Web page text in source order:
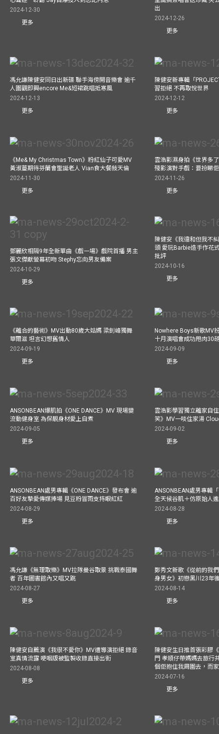
2024-12-30
更多
出
2024-12-26
更多
馮允謙陳健安同日出新碟 聯手海傍開音樂會 逾千
人圍觀即興encore Me&短裙跳唱抵寒風
2024-12-13
更多
陳健安新專輯「
習拒絕 不再取悅世界
2024-12-12
更多
《Me& My Christmas Town》粉紅仙子可愛MV
黃淑蔓期待芬蘭會聖誕老人 Vian食大餐敍天倫
2024-11-30
更多
雲浩影濕身拍《世界多
殘影演對手戲：要扮睇
2024-11-26
更多
鄧麗欣相隔9年全新單曲《戲一場》戲院首播 男主
張文傑獻螢幕初吻 Stephy忘向男友備案
2024-10-29
更多
陳健安《我違和但我不
頭 愛玩Barbie造手作花
批評
2024-10-16
更多
《離合的藝術》MV出動80歲大姑媽 梁釗峰獨舞
華爾滋 坦言幻想舊情人
2024-09-19
更多
Nowhere Boys新歌MV
十月演唱會成功甩肉30
2024-09-09
更多
ANSONBEAN爆肌拍《ONE DANCE》MV 現場變
流動健身室 為保靚身材愛上自煮
2024-09-05
更多
雲浩影學習獨立離家自
笑》MV一啖住家湯
2024-09-02
更多
ANSONBEAN處男專輯《ONE DANCE》發布會 逾
百好友摯愛傳媒捧場 見豆粉冒雨支持眼紅紅
2024-08-29
更多
ANSONBEAN處男專輯
全天候谷肌＋仿原始人
2024-08-28
更多
馮允謙《無理取樂》MV拉隊曼谷取景 挑戰泰國舞
者 百年圖書館內又唱又跳
2024-08-27
更多
鄭秀文新歌《從前的我
身男女》初戀黑川23年
2024-08-14
更多
陳健安自薦演《我很不愛你》MV遭導演拒絕 錄音
室真情流露 哽咽版被監製收錄直接出街
2024-08-08
更多
陳健安生日推首張彩膠
門 孝順仔帶媽媽去旅行
個佢抱住我周圍去，而
2024-07-16
更多